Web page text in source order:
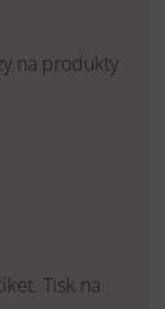
na produkty
Tisk na